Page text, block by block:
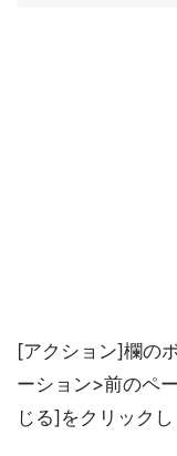
[アクション]欄の
ーション>前のペ
じる]をクリックし